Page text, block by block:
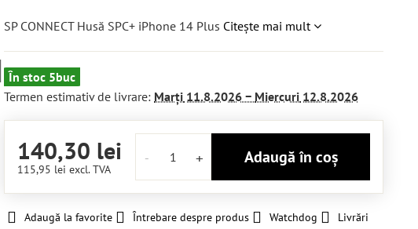
SP CONNECT Husă SPC+ iPhone 14 Plus Citește mai mult
În stoc 5buc
Termen estimativ de livrare: Marți 11.8.2026 − Miercuri 12.8.2026
140,30 lei
115,95 leiexcl. TVA
Adaugă în coș
Adaugă la favorite Întrebare despre produs Watchdog Livrări